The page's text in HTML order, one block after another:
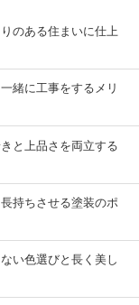
のある住まいに仕上
緒に工事をするメリ
と上品さを両立する
持ちさせる塗装のポ
い色選びと長く美し